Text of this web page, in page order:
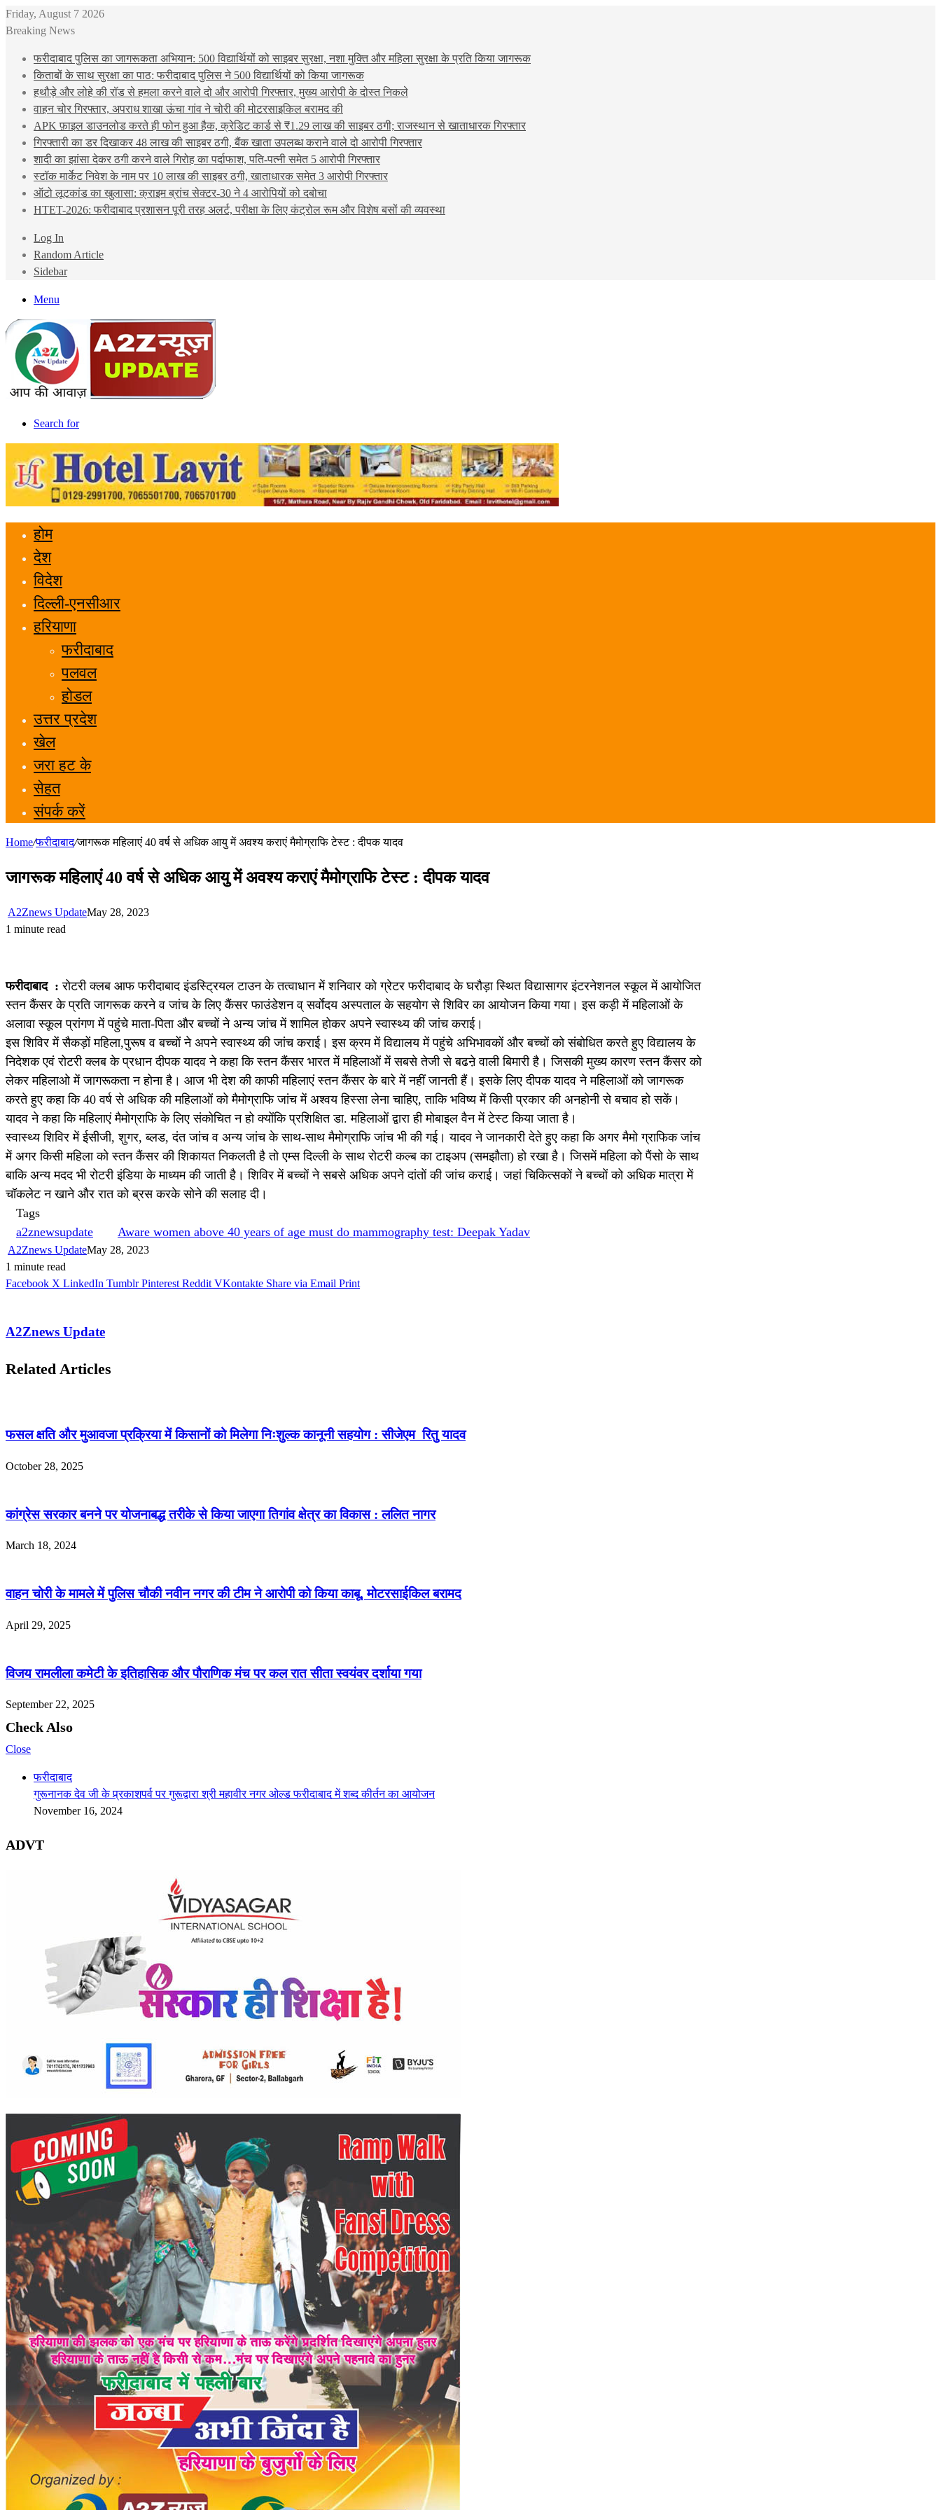
Friday, August 7 2026
Breaking News
फरीदाबाद पुलिस का जागरूकता अभियान: 500 विद्यार्थियों को साइबर सुरक्षा, नशा मुक्ति और महिला सुरक्षा के प्रति किया जागरूक
किताबों के साथ सुरक्षा का पाठ: फरीदाबाद पुलिस ने 500 विद्यार्थियों को किया जागरूक
हथौड़े और लोहे की रॉड से हमला करने वाले दो और आरोपी गिरफ्तार, मुख्य आरोपी के दोस्त निकले
वाहन चोर गिरफ्तार, अपराध शाखा ऊंचा गांव ने चोरी की मोटरसाइकिल बरामद की
APK फ़ाइल डाउनलोड करते ही फोन हुआ हैक, क्रेडिट कार्ड से ₹1.29 लाख की साइबर ठगी; राजस्थान से खाताधारक गिरफ्तार
गिरफ्तारी का डर दिखाकर 48 लाख की साइबर ठगी, बैंक खाता उपलब्ध कराने वाले दो आरोपी गिरफ्तार
शादी का झांसा देकर ठगी करने वाले गिरोह का पर्दाफाश, पति-पत्नी समेत 5 आरोपी गिरफ्तार
स्टॉक मार्केट निवेश के नाम पर 10 लाख की साइबर ठगी, खाताधारक समेत 3 आरोपी गिरफ्तार
ऑटो लूटकांड का खुलासा: क्राइम ब्रांच सेक्टर-30 ने 4 आरोपियों को दबोचा
HTET-2026: फरीदाबाद प्रशासन पूरी तरह अलर्ट, परीक्षा के लिए कंट्रोल रूम और विशेष बसों की व्यवस्था
Log In
Random Article
Sidebar
Menu
Search for
होम
देश
विदेश
दिल्ली-एनसीआर
हरियाणा
फरीदाबाद
पलवल
होडल
उत्तर प्रदेश
खेल
जरा हट के
सेहत
संपर्क करें
Home/फरीदाबाद/जागरूक महिलाएंं 40 वर्ष से अधिक आयु में अवश्य कराएं मैमोग्राफि टेस्ट : दीपक यादव
जागरूक महिलाएंं 40 वर्ष से अधिक आयु में अवश्य कराएं मैमोग्राफि टेस्ट : दीपक यादव
A2Znews UpdateMay 28, 2023
1 minute read
फरीदाबाद : रोटरी क्लब आफ फरीदाबाद इंडस्ट्रियल टाउन के तत्वाधान में शनिवार को ग्रेटर फरीदाबाद के घरौड़ा स्थित विद्यासागर इंटरनेशनल स्कूल में आयोजित
स्तन कैंसर के प्रति जागरूक करने व जांच के लिए कैंसर फाउंडेशन व् सर्वाेदय अस्पताल के सहयोग से शिविर का आयोजन किया गया। इस कड़ी में महिलाओं के
अलावा स्कूल प्रांगण में पहुंचे माता-पिता और बच्चों ने अन्य जांच में शामिल होकर अपने स्वास्थ्य की जांच कराई।
इस शिविर में सैकड़ों महिला,पुरूष व बच्चों ने अपने स्वास्थ्य की जांच कराई। इस क्रम में विद्यालय में पहुंचे अभिभावकों और बच्चों को संबोधित करते हुए विद्यालय के
निदेशक एवं रोटरी क्लब के प्रधान दीपक यादव ने कहा कि स्तन कैंसर भारत में महिलाओं में सबसे तेजी से बढऩे वाली बिमारी है। जिसकी मुख्य कारण स्तन कैंसर को
लेकर महिलाओ में जागरूकता न होना है। आज भी देश की काफी महिलाएं स्तन कैंसर के बारे में नहीं जानती हैं। इसके लिए दीपक यादव ने महिलाओं को जागरूक
करते हुए कहा कि 40 वर्ष से अधिक की महिलाओं को मैमोग्राफि जांच में अश्वय हिस्सा लेना चाहिए, ताकि भविष्य में किसी प्रकार की अनहोनी से बचाव हो सकें।
यादव ने कहा कि महिलाएं मैमोग्राफि के लिए संकोचित न हो क्योंकि प्रशिक्षित डा. महिलाओं द्वारा ही मोबाइल वैन में टेस्ट किया जाता है।
स्वास्थ्य शिविर में ईसीजी, शुगर, ब्लड, दंत जांच व अन्य जांच के साथ-साथ मैमोग्राफि जांच भी की गई। यादव ने जानकारी देते हुए कहा कि अगर मैमो ग्राफिक जांच
में अगर किसी महिला को स्तन कैंसर की शिकायत निकलती है तो एम्स दिल्ली के साथ रोटरी कल्ब का टाइअप (समझौता) हो रखा है। जिसमें महिला को पैंसो के साथ
बाकि अन्य मदद भी रोटरी इंडिया के माध्यम की जाती है। शिविर में बच्चों ने सबसे अधिक अपने दांतों की जांच कराई। जहां चिकित्सकों ने बच्चों को अधिक मात्रा में
चॉकलेट न खाने और रात को ब्रस करके सोने की सलाह दी।
Tags
a2znewsupdate
Aware women above 40 years of age must do mammography test: Deepak Yadav
A2Znews UpdateMay 28, 2023
1 minute read
Facebook X LinkedIn Tumblr Pinterest Reddit VKontakte Share via Email Print
A2Znews Update
Related Articles
फसल क्षति और मुआवजा प्रक्रिया में किसानों को मिलेगा निःशुल्क कानूनी सहयोग : सीजेएम रितु यादव
October 28, 2025
कांग्रेस सरकार बनने पर योजनाबद्ध तरीके से किया जाएगा तिगांव क्षेत्र का विकास : ललित नागर
March 18, 2024
वाहन चोरी के मामले में पुलिस चौकी नवीन नगर की टीम ने आरोपी को किया काबू, मोटरसाईकिल बरामद
April 29, 2025
विजय रामलीला कमेटी के इतिहासिक और पौराणिक मंच पर कल रात सीता स्वयंवर दर्शाया गया
September 22, 2025
Check Also
Close
फरीदाबाद
गुरूनानक देव जी के प्र्रकाशपर्व पर गुरूद्वारा श्री महावीर नगर ओल्ड फरीदाबाद में शब्द कीर्तन का आयोजन
November 16, 2024
ADVT